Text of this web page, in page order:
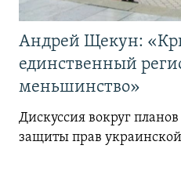
Андрей Щекун:
единственный
меньшинство»
Дискуссия вокруг
защиты прав